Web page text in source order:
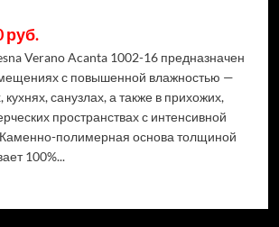
руб.
Verano Acanta 1002-16 предназначен
с повышенной влажностью —
санузлах, а также в прихожих,
пространствах с интенсивной
полимерная основа толщиной
100%...